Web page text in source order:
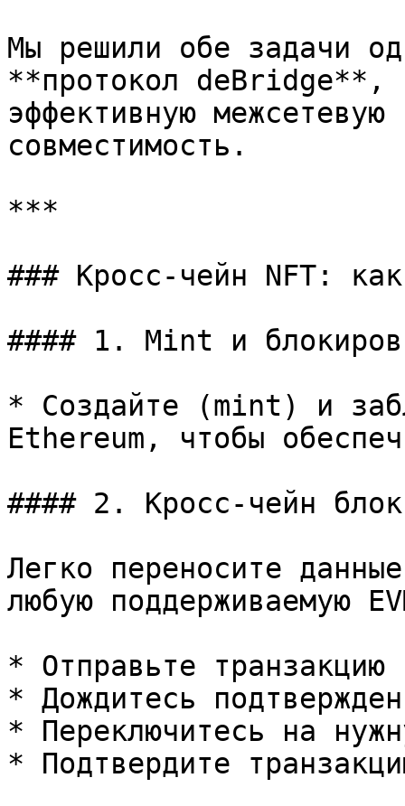
Мы решили обе задачи
**протокол deBridge**,
эффективную
совместимость.
***
### Кросс-чейн NFT:
#### 1. Mint и
* Создайте (mint) и
Ethereum, чтобы
#### 2. Кросс-чейн
Легко переносите
любую поддерживаемую
* Отправьте
* Дождитесь
* Переключитесь на
* Подтвердите